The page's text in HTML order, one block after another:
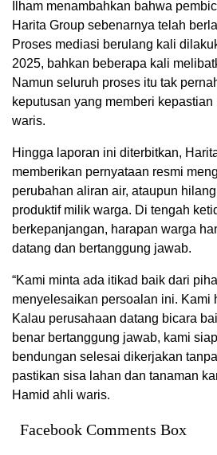
Ilham menambahkan bahwa
Harita Group sebenarnya telah
Proses mediasi berulang kali
2025, bahkan beberapa kali
Namun seluruh proses itu tak
keputusan yang memberi
waris.
Hingga laporan ini diterbitkan,
memberikan pernyataan resmi
perubahan aliran air, ataupun
produktif milik warga. Di tengah
berkepanjangan, harapan warga
datang dan bertanggung jawab.
“Kami minta ada itikad baik dari
menyelesaikan persoalan ini. Kami
Kalau perusahaan datang bicara
benar bertanggung jawab, kami
bendungan selesai dikerjakan
pastikan sisa lahan dan tanaman
Hamid ahli waris.
Facebook Comments Box